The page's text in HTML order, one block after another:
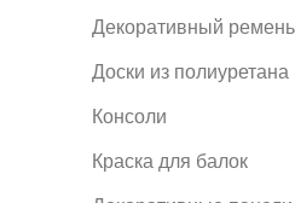
Декоративный ремень
Доски из полиуретана
Консоли
Краска для балок